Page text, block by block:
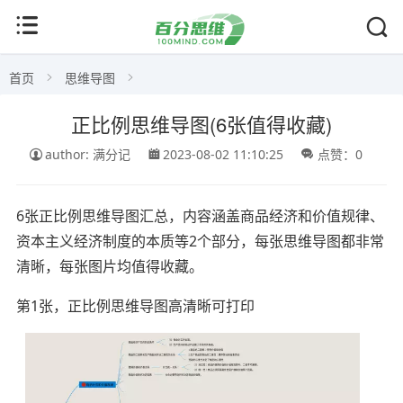
首页 思维导图
正比例思维导图(6张值得收藏)
author: 满分记 2023-08-02 11:10:25 点赞：0
6张正比例思维导图汇总，内容涵盖商品经济和价值规律、
资本主义经济制度的本质等2个部分，每张思维导图都非常
清晰，每张图片均值得收藏。
第1张，正比例思维导图高清晰可打印